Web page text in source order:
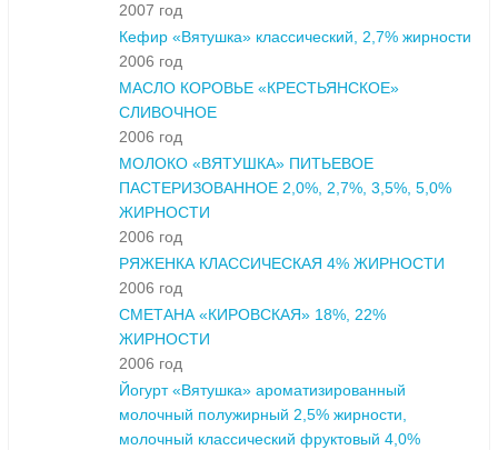
2007 год
Кефир «Вятушка» классический, 2,7% жирности
2006 год
МАСЛО КОРОВЬЕ «КРЕСТЬЯНСКОЕ»
СЛИВОЧНОЕ
2006 год
МОЛОКО «ВЯТУШКА» ПИТЬЕВОЕ
ПАСТЕРИЗОВАННОЕ 2,0%, 2,7%, 3,5%, 5,0%
ЖИРНОСТИ
2006 год
РЯЖЕНКА КЛАССИЧЕСКАЯ 4% ЖИРНОСТИ
2006 год
СМЕТАНА «КИРОВСКАЯ» 18%, 22%
ЖИРНОСТИ
2006 год
Йогурт «Вятушка» ароматизированный
молочный полужирный 2,5% жирности,
молочный классический фруктовый 4,0%